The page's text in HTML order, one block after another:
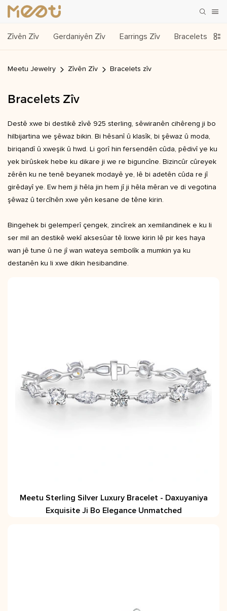
Zîvên Zîv Gerdaniyên Zîv Earrings Zîv Bracelets Zîv
Meetu Jewelry Zîvên Zîv Bracelets zîv
Bracelets Zîv
Destê xwe bi destikê zîvê 925 sterling, sêwiranên cihêreng ji bo
hilbijartina we şêwaz bikin. Bi hêsanî û klasîk, bi şêwaz û moda,
biriqandî û xweşik û hwd. Li gorî hin fersendên cûda, pêdivî ye ku
yek birûskek hebe ku dikare ji we re biguncîne. Bizincûr cûreyek
zêrên ku ne tenê beyanek modayê ye, lê bi adetên cûda re jî
girêdayî ye. Ew hem ji hêla jin hem jî ji hêla mêran ve di vegotina
şêwaz û tercîhên xwe yên kesane de têne kirin.
Bingehek bi gelemperî çengek, zincîrek an xemilandinek e ku li
ser mil an destikê wekî aksesûar tê lixwe kirin lê pir kes haya
wan jê tune û ne jî wan wateya sembolîk a mumkin ya ku
destanên ku li xwe dikin hesibandine.
Meetu Sterling Silver Luxury Bracelet - Daxuyaniya
Exquisite Ji Bo Elegance Unmatched